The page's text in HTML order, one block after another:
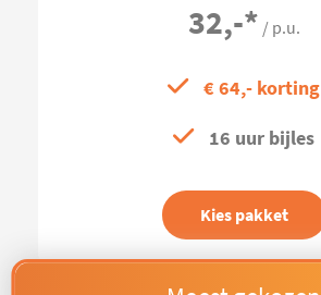
32,-* / p.u.
€ 64,- korting
16 uur bijles
Kies pakket